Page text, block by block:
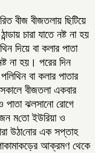
বীজ বীজতলায় ছিটিয়ে
চারা যাতে নষ্ট না হয়
দিয়ে বা কলার পাতা
না হয়। পরের দিন
বা কলার পাতার
বীজতলা একবার
পাতা ঝলসানো রোগে
ম‌তো ইউরিয়া ও
উঠা‌নোর এক সপ্তাহ
আক্রমণ থেকে